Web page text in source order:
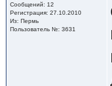
Сообщений: 12
Регистрация: 27.10.2010
Из: Пермь
Пользователь №: 3631